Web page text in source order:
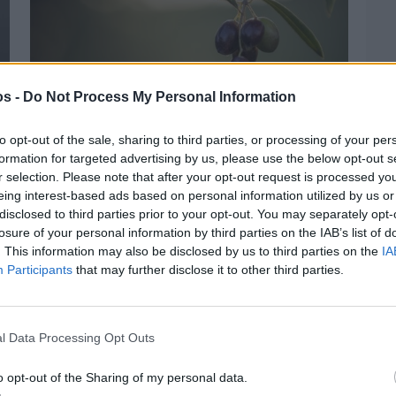
- Do Not Process My Personal Information
opt-out of the sale, sharing to third parties, or processing of your
for targeted advertising by us, please use the below opt-out
selection. Please note that after your opt-out request is processed
interest-based ads based on personal information utilized by us
to third parties prior to your opt-out. You may separately
of your personal information by third parties on the IAB’s list of
This information may also be disclosed by us to third parties on the
Participants that may further disclose it to other third parties.
Data Processing Opt Outs
opt-out of the Sharing of my personal data.
Πριν 2 ημέρες
Ελαιοκομικό Μητρώο: Ξεκινά η
προετοιμασία των ελαιοπαραγωγών στη
Χίο